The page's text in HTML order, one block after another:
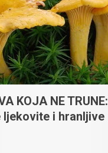
KOJA NE
ljekovite i hranljive